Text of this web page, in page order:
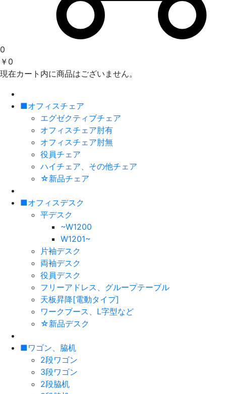
0
￥0
現在カート内に商品はございません。
■オフィスチェア
エグゼクティブチェア
オフィスチェア肘有
オフィスチェア肘無
役員チェア
ハイチェア、その他チェア
☆新品チェア
■オフィスデスク
平デスク
~W1200
W1201~
片袖デスク
両袖デスク
役員デスク
フリーアドレス、グループテーブル
天板昇降[電動タイプ]
ワークブース、L字型など
☆新品デスク
■ワゴン、脇机
2段ワゴン
3段ワゴン
2段脇机